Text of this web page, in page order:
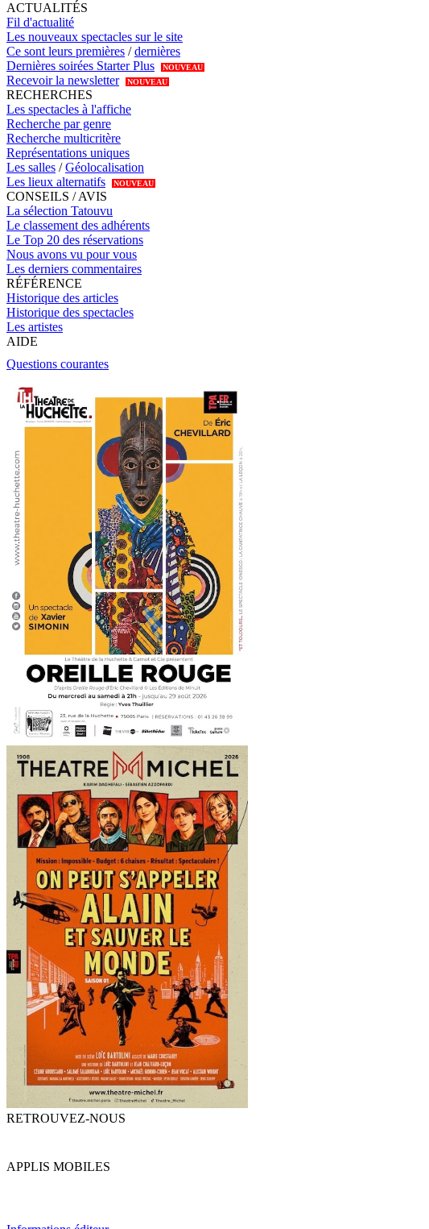
ACTUALITÉS
Fil d'actualité
Les nouveaux spectacles sur le site
Ce sont leurs premières /dernières
Dernières soirées Starter Plus
NOUVEAU
Recevoir la newsletter NOUVEAU
RECHERCHES
Les spectacles à l'affiche
Recherche par genre
Recherche multicritère
Représentations uniques
Les salles /Géolocalisation
Les lieux alternatifs
NOUVEAU
CONSEILS / AVIS
La sélection Tatouvu
Le classement des adhérents
Le Top 20 des réservations
Nous avons vu pour vous
Les derniers commentaires
RÉFÉRENCE
Historique des articles
Historique des spectacles
Les artistes
AIDE
Questions courantes
RETROUVEZ-NOUS
APPLIS MOBILES